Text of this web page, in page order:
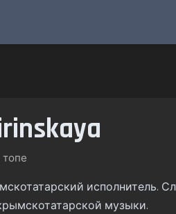
топе
исполнитель.
музыки.